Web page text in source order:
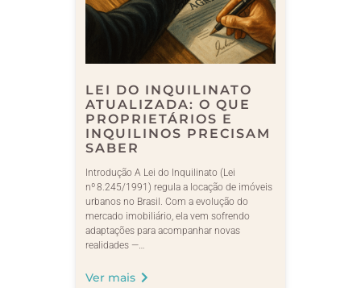
LEI DO INQUILINATO
ATUALIZADA: O QUE
PROPRIETÁRIOS E
INQUILINOS PRECISAM
SABER
Introdução A Lei do Inquilinato (Lei
nº 8.245/1991) regula a locação de imóveis
urbanos no Brasil. Com a evolução do
mercado imobiliário, ela vem sofrendo
adaptações para acompanhar novas
realidades —…
Ver mais